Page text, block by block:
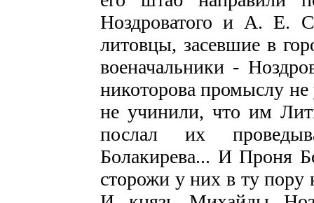
Ноздроватого и А. Е.
литовцы, засевшие в
военачальники -
никоторова промыслу
не учинили, что им
послал их
Болакирева... И Проня
сторожи у них в ту